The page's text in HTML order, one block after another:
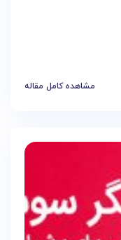
مشاهده کامل مقاله